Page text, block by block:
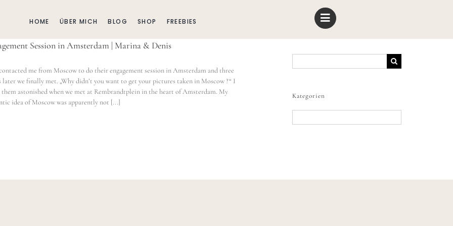
HOME ÜBER MICH BLOG SHOP FREEBIES
Session in Amsterdam | Marina & Denis
me from Moscow to do their engagement session in Amsterdam and three
later we finally met. „Why didn’t you want to get your pictures taken in Moscow ?“ I
them astonished when we met at Rembrandtplein in the heart of Amsterdam. My
idea of Moscow was apparently not [...]
nach:
Kategorien